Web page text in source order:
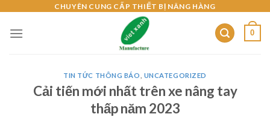
content
CHUYÊN CUNG CẤP THIẾT BỊ NÂNG HÀNG
0
TIN TỨC THÔNG BÁO UNCATEGORIZED
Cải tiến mới nhất trên xe nâng tay
thấp năm 2023